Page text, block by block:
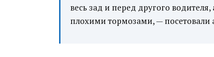
весь зад и перед другого
плохими тормозами, — посетовали